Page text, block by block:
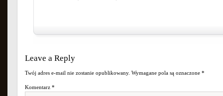
Leave a Reply
Twój adres e-mail nie zostanie opublikowany. Wymagane pola są oznaczone *
Komentarz *